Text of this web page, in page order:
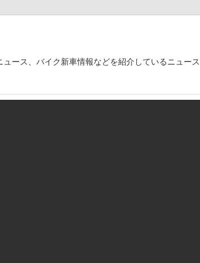
ース、バイク新車情報などを紹介しているニュース